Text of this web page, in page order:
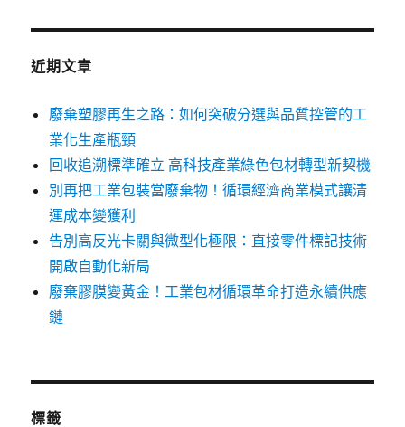
近期文章
廢棄塑膠再生之路：如何突破分選與品質控管的工
業化生產瓶頸
回收追溯標準確立 高科技產業綠色包材轉型新契機
別再把工業包裝當廢棄物！循環經濟商業模式讓清
運成本變獲利
告別高反光卡關與微型化極限：直接零件標記技術
開啟自動化新局
廢棄膠膜變黃金！工業包材循環革命打造永續供應
鏈
標籤